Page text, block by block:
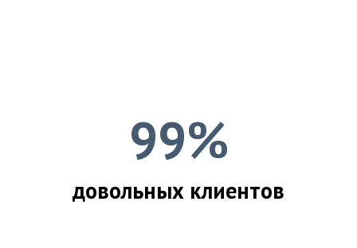
99%
довольных клиентов